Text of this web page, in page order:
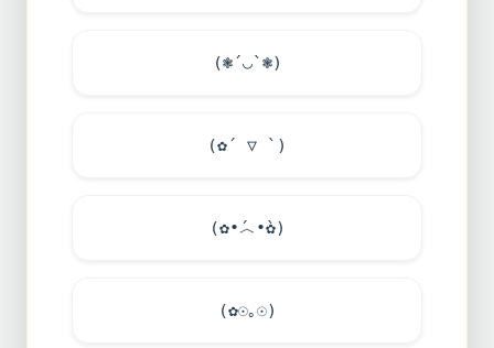
(❃´◡`❃)
(✿´ ▽ `)
(✿•́︿•̀✿)
(✿☉｡☉)